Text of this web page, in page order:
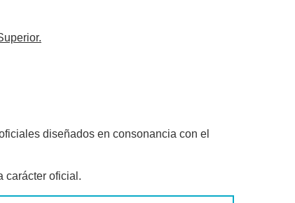
diseñados en consonancia con el
carácter oficial.